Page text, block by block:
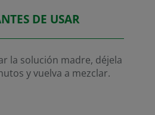
DE USAR
la solución madre, déjela
y vuelva a mezclar.